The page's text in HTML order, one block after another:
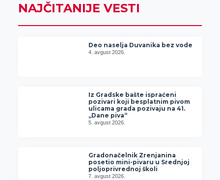
NAJČITANIJE VESTI
Deo naselja Duvanika bez vode
4. avgust 2026.
Iz Gradske bašte ispraćeni
pozivari koji besplatnim pivom
ulicama grada pozivaju na 41.
„Dane piva“
5. avgust 2026.
Gradonačelnik Zrenjanina
posetio mini-pivaru u Srednjoj
poljoprivrednoj školi
7. avgust 2026.